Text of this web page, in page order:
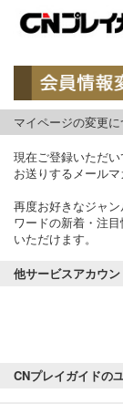
マイページの変更
現在ご登録いただ
お送りするメール
再度お好きなジャ
ワードの新着・注
いただけます。
他サービスアカウ
CNプレイガイドの